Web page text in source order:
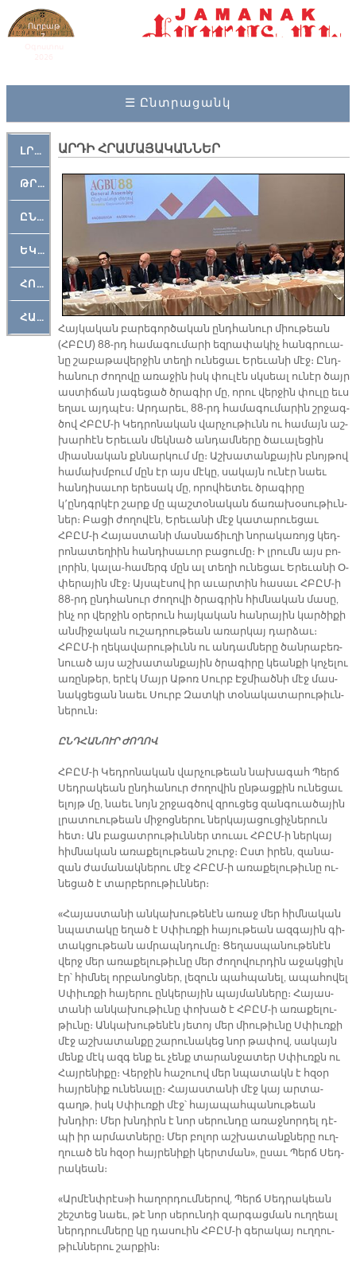
Ուրբաթ
7,
☰ Ընտրացանկ
ԼՐԱՀՈՍ
ԹՐՔԱՀԱՅ ԿԵԱՆՔ
ԸՆԿԵՐԱՄՇԱԿՈՒԹԱՅԻՆ
ԵԿԵՂԵՑԱԿԱՆ
ՀՈԳԵՄՏԱՒՈՐ
ՀԱՐԹԱԿ
ԱՐԴԻ ՀՐԱՄԱՅԱԿԱՆՆԵՐ
Հայ­կա­կան բա­րե­գոր­ծա­կան ընդ­հա­նուր միու­թեան
(ՀԲԸՄ) 88-րդ հա­մա­գու­մա­րի եզ­րա­փա­կիչ հանգ­րուա­
նը շա­բա­թա­վեր­ջին տե­ղի ու­նե­ցաւ Ե­րե­ւա­նի մէջ։ Ընդ­
հա­նուր ժո­ղո­վը ա­ռա­ջին իսկ փու­լէն սկսեալ ու­նէր ծայր
աս­տի­ճան յա­գե­ցած ծրա­գիր մը, ո­րու վեր­ջին փու­լը եւս
ե­ղաւ այդ­պէս։ Ար­դա­րեւ, 88-րդ հա­մա­գու­մա­րին շրջագ­
ծով ՀԲԸՄ-ի Կեդ­րո­նա­կան վար­չու­թիւնն ու հա­մայն աշ­
խար­հէն Ե­րե­ւան մեկ­նած ան­դամ­նե­րը ծա­ւա­լե­ցին
միաս­նա­կան քննար­կում մը։ Աշ­խա­տան­քա­յին բնոյ­թով
հա­մախմ­բում մըն էր այս մէ­կը, սա­կայն ու­նէր նաեւ
հան­դի­սա­ւոր ե­րե­սակ մը, ո­րով­հե­տեւ ծրա­գի­րը
կ՚ընդգր­կէր շարք մը պաշ­տօ­նա­կան ճա­ռա­խօ­սու­թիւն­
ներ։ Բա­ցի ժո­ղո­վէն, Ե­րե­ւա­նի մէջ կա­տա­րուե­ցաւ
ՀԲԸՄ-ի Հա­յաս­տա­նի մաս­նա­ճիւ­ղի նո­րա­կա­ռոյց կեդ­
րո­նա­տե­ղիին հան­դի­սա­ւոր բա­ցու­մը։ Ի լրումն այս բո­
լո­րին, կա­լա-հա­մերգ մըն ալ տե­ղի ու­նե­ցաւ Ե­րե­ւա­նի Օ­
փե­րա­յին մէջ։ Այս­պէ­սով իր ա­ւար­տին հա­սաւ ՀԲԸՄ-ի
88-րդ ընդ­հա­նուր ժո­ղո­վի ծրագ­րին հիմ­նա­կան մա­սը,
ինչ որ վեր­ջին օ­րե­րուն հայ­կա­կան հան­րա­յին կար­ծի­քի
ան­մի­ջա­կան ու­շադ­րու­թեան ա­ռար­կայ դար­ձաւ։
ՀԲԸՄ-ի ղե­կա­վա­րու­թիւնն ու ան­դամ­նե­րը ծան­րա­բեռ­
նուած այս աշ­խա­տան­քա­յին ծրա­գի­րը կեան­քի կո­չե­լու
ա­ռըն­թեր, ե­րէկ Մայր Ա­թոռ Սուրբ Էջ­միած­նի մէջ մաս­
նակ­ցե­ցան նաեւ Սուրբ Զատ­կի տօ­նա­կա­տա­րու­թիւն­
նե­րուն։
ԸՆԴ­ՀԱ­ՆՈՒՐ ԺՈ­ՂՈՎ
ՀԲԸՄ-ի Կեդ­րո­նա­կան վար­չու­թեան նա­խա­գահ Պերճ
Սեդ­րա­կեան ընդ­հա­նուր ժո­ղո­վին ըն­թաց­քին ու­նե­ցաւ
ե­լոյթ մը, նաեւ նոյն շրջագ­ծով զրու­ցեց զան­գուա­ծա­յին
լրա­տուու­թեան մի­ջոց­նե­րու ներ­կա­յա­ցու­ցիչ­նե­րուն
հետ։ Ան բա­ցատ­րու­թիւն­ներ տուաւ ՀԲԸՄ-ի ներ­կայ
հիմ­նա­կան ա­ռա­քե­լու­թեան շուրջ։ Ըստ ի­րեն, զա­նա­
զան ժա­մա­նակ­նե­րու մէջ ՀԲԸՄ-ի ա­ռա­քե­լու­թիւ­նը ու­
նե­ցած է տար­բե­րու­թիւն­ներ։
«Հա­յաս­տա­նի ան­կա­խու­թե­նէն ա­ռաջ մեր հիմ­նա­կան
նպա­տա­կը ե­ղած է Սփիւռ­քի հա­յու­թեան ազ­գա­յին գի­
տակ­ցու­թեան ամ­րապն­դու­մը։ Ցե­ղաս­պա­նու­թե­նէն
վերջ մեր ա­ռա­քե­լու­թիւ­նը մեր ժո­ղո­վուր­դին ա­ջակ­ցիլն
էր՝ հիմ­նել որ­բա­նոց­ներ, լե­զուն պահ­պա­նել, ա­պա­հո­վել
Սփիւռ­քի հա­յե­րու ըն­կե­րա­յին պայ­ման­նե­րը։ Հա­յաս­
տա­նի ան­կա­խու­թիւ­նը փո­խած է ՀԲԸՄ-ի ա­ռա­քե­լու­
թիւ­նը։ Ան­կա­խու­թե­նէն յե­տոյ մեր միու­թիւ­նը Սփիւռ­քի
մէջ աշ­խա­տան­քը շա­րու­նա­կեց նոր թա­փով, սա­կայն
մենք մէկ ազգ ենք եւ չենք տա­րան­ջա­տեր Սփիւռքն ու
Հայ­րե­նի­քը։ Վեր­ջին հա­շուով մեր նպա­տակն է հզօր
հայ­րե­նիք ու­նե­նա­լը։ Հա­յաս­տա­նի մէջ կայ ար­տա­
գաղթ, իսկ Սփիւռ­քի մէջ՝ հա­յա­պահ­պա­նու­թեան
խնդիր։ Մեր խնդիրն է նոր սե­րուն­դը ա­ռաջ­նոր­դել դէ­
պի իր ար­մատ­նե­րը։ Մեր բո­լոր աշ­խա­տանք­նե­րը ուղ­
ղուած են հզօր հայ­րե­նի­քի կերտ­ման», ը­սաւ Պերճ Սեդ­
րա­կեան։
«Ար­մէնփ­րէս»ի հա­ղոր­դում­նե­րով, Պերճ Սեդ­րա­կեան
շեշ­տեց նաեւ, թէ նոր սե­րուն­դի զար­գաց­ման ուղ­ղեալ
ներդ­րում­նե­րը կը դա­սուին ՀԲԸՄ-ի գե­րա­կայ ուղ­ղու­
թիւն­նե­րու շար­քին։